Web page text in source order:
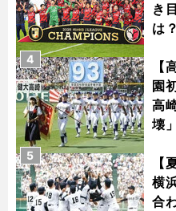
き
は？
【
園
高
壊
4
【
横
合
5